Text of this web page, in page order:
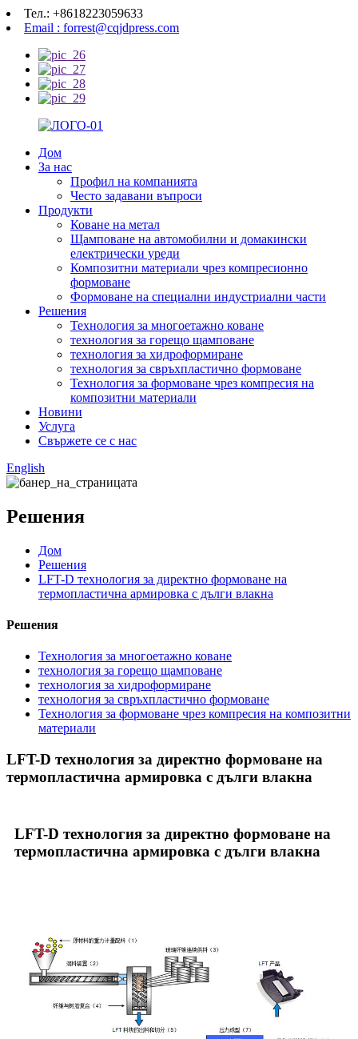
Тел.: +8618223059633
Email : forrest@cqjdpress.com
Дом
За нас
Профил на компанията
Често задавани въпроси
Продукти
Коване на метал
Щамповане на автомобилни и домакински
електрически уреди
Композитни материали чрез компресионно
формоване
Формоване на специални индустриални части
Решения
Технология за многоетажно коване
технология за горещо щамповане
технология за хидроформиране
технология за свръхпластично формоване
Технология за формоване чрез компресия на
композитни материали
Новини
Услуга
Свържете се с нас
English
Решения
Дом
Решения
LFT-D технология за директно формоване на
термопластична армировка с дълги влакна
Решения
Технология за многоетажно коване
технология за горещо щамповане
технология за хидроформиране
технология за свръхпластично формоване
Технология за формоване чрез компресия на композитни
материали
LFT-D технология за директно формоване на
термопластична армировка с дълги влакна
LFT-D технология за директно формоване на
термопластична армировка с дълги влакна